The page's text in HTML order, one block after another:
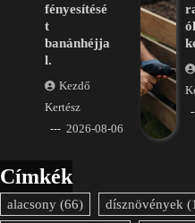
fényesítésé
t
banánhéjja
l.
Kezdő
Kertész
2026-08-06
Címkék
alacsony (66) dísznövények